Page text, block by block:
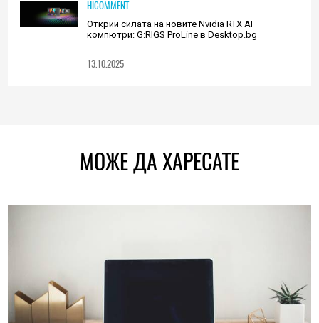
HICOMMENT
Открий силата на новите Nvidia RTX AI
компютри: G:RIGS ProLine в Desktop.bg
13.10.2025
МОЖЕ ДА ХАРЕСАТЕ